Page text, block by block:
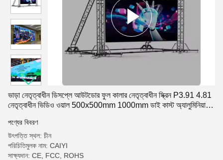
ভাড়া নেতৃত্বাধীন ডিসপ্লে আউটডোর ফুল কালার নেতৃত্বাধীন স্ক্রিন P3.91 4.81
নেতৃত্বাধীন ভিডিও ওয়াল 500x500mm 1000mm ডাই কাস্ট অ্যালুমিনিয়াম
পণ্যের বিবরণ
উৎপত্তি স্থল: চীন
পরিচিতিমুলক নাম: CAIYI
সাক্ষ্যদান: CE, FCC, ROHS